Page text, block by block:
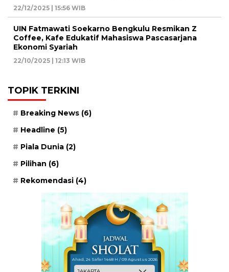
22/12/2025 | 15:56 WIB
UIN Fatmawati Soekarno Bengkulu Resmikan Z
Coffee, Kafe Edukatif Mahasiswa Pascasarjana
Ekonomi Syariah
22/10/2025 | 12:13 WIB
TOPIK TERKINI
Breaking News (6)
Headline (5)
Piala Dunia (2)
Pilihan (6)
Rekomendasi (4)
Ahad, 24 Safar 1448 H / 09 Agustus 2026